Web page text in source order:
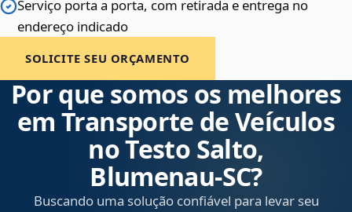
Serviço porta a porta, com retirada e entrega no
endereço indicado
SOLICITE SEU ORÇAMENTO
Por que somos os melhores
em Transporte de Veículos
no Testo Salto,
Blumenau‑SC?
Buscando uma solução confiável para levar seu